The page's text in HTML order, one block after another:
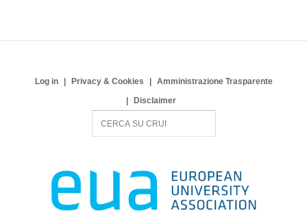
Log in Privacy & Cookies
Amministrazione Trasparente
Disclaimer
c